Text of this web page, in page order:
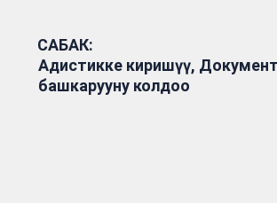
САБАК:
Адистикке киришүү,
башкарууну колдоо